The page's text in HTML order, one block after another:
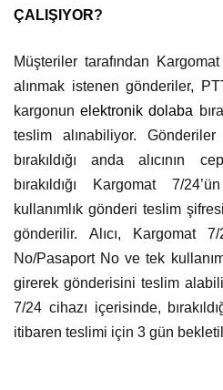
ÇALIŞIYOR?
Müşteriler tarafından
alınmak istenen gönderiler,
kargonunelektronik dolaba
teslim alınabiliyor. Gönderiler
bırakıldığı anda alıcının
bırakıldığı Kargomat 7/
kullanımlık gönderi teslim
gönderilir.Alıcı, Kargomat
No/Pasaport No ve tek
girerek gönderisini teslim
7/24 cihazı içerisinde,
itibaren teslimi için 3 gün